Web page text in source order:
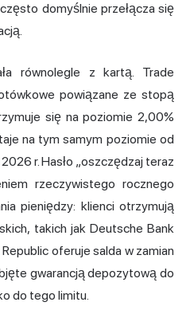
domyślnie przełącza się
równolegle z kartą. Trade
powiązane ze stopą
się na poziomie 2,00%
na tym samym poziomie od
r. Hasło „oszczędzaj teraz
rzeczywistego rocznego
pieniędzy: klienci otrzymują
takich jak Deutsche Bank
oferuje salda w zamian
gwarancją depozytową do
do tego limitu.